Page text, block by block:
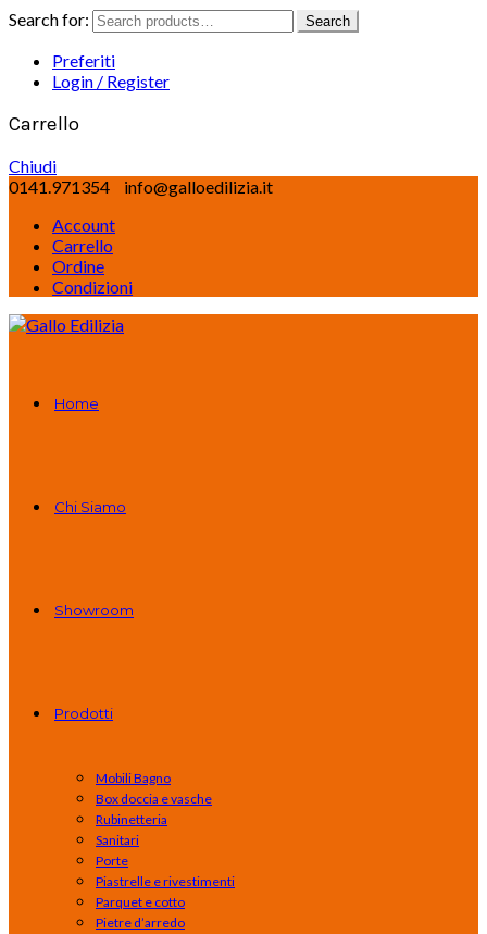
Search for: Search
Preferiti
Login / Register
Carrello
Chiudi
0141.971354
info@galloedilizia.it
Account
Carrello
Ordine
Condizioni
Home
Chi Siamo
Showroom
Prodotti
Mobili Bagno
Box doccia e vasche
Rubinetteria
Sanitari
Porte
Piastrelle e rivestimenti
Parquet e cotto
Pietre d’arredo